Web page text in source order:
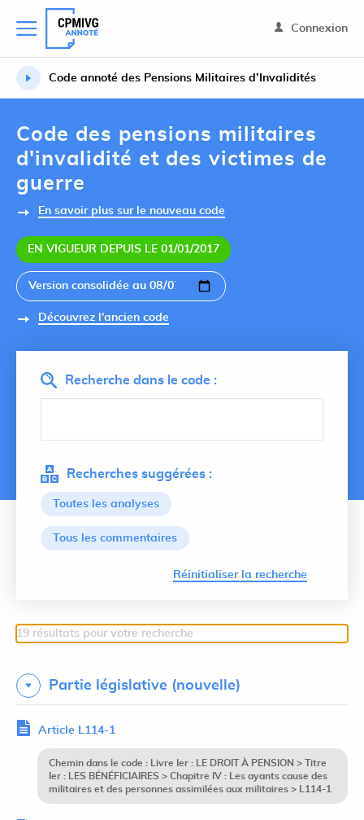
Connexion
Code annoté des Pensions Militaires d’Invalidités
Code des pensions militaires
d'invalidité et des victimes de
guerre
En savoir plus sur le nouveau code
EN VIGUEUR DEPUIS LE 01/01/2017
Découvrez l'ancien code
Recherche dans le code :
Recherches suggérées :
Toutes les analyses
Tous les commentaires
Réinitialiser la recherche
19 résultats pour votre recherche
Partie législative (nouvelle)
Article L114-1
Chemin dans le code : Livre Ier : LE DROIT À PENSION > Titre
Ier : LES BÉNÉFICIAIRES > Chapitre IV : Les ayants cause des
militaires et des personnes assimilées aux militaires > L114-1